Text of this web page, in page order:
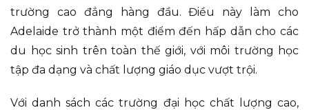
trường cao đẳng hàng đầu. Điều này làm cho
Adelaide trở thành một điểm đến hấp dẫn cho các
du học sinh trên toàn thế giới, với môi trường học
tập đa dạng và chất lượng giáo dục vượt trội.
Với danh sách các trường đại học chất lượng cao,